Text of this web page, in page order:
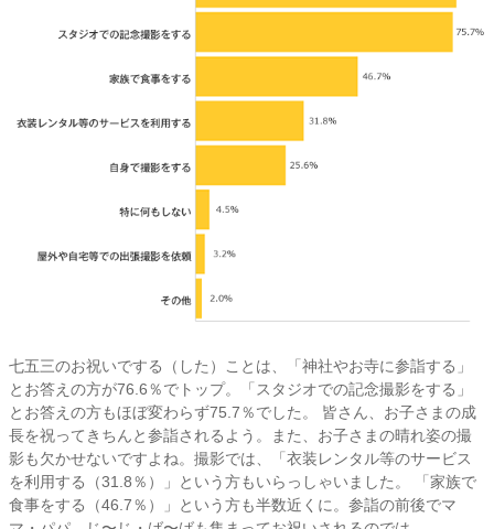
七五三のお祝いでする（した）ことは、「神社やお寺に参詣する」
とお答えの方が76.6％でトップ。「スタジオでの記念撮影をする」
とお答えの方もほぼ変わらず75.7％でした。 皆さん、お子さまの成
長を祝ってきちんと参詣されるよう。また、お子さまの晴れ姿の撮
影も欠かせないですよね。撮影では、「衣装レンタル等のサービス
を利用する（31.8％）」という方もいらっしゃいました。 「家族で
食事をする（46.7％）」という方も半数近くに。参詣の前後でマ